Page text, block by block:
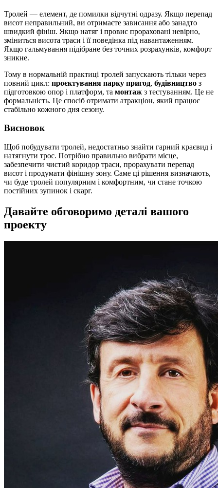
Тролей — елемент, де помилки відчутні одразу. Якщо перепад
висот неправильний, ви отримаєте зависання або занадто
швидкий фініш. Якщо натяг і провис прораховані невірно,
зміниться висота траси і її поведінка під навантаженням.
Якщо гальмування підібране без точних розрахунків, комфорт
зникне.
Тому в нормальній практиці тролей запускають тільки через
повний цикл: проєктування парку пригод, будівництво з
підготовкою опор і платформ, та монтаж з тестуванням. Це не
формальність. Це спосіб отримати атракціон, який працює
стабільно кожного дня сезону.
Висновок
Щоб побудувати тролей, недостатньо знайти гарний краєвид і
натягнути трос. Потрібно правильно вибрати місце,
забезпечити чистий коридор траси, прорахувати перепад
висот і продумати фінішну зону. Саме ці рішення визначають,
чи буде тролей популярним і комфортним, чи стане точкою
постійних зупинок і скарг.
Давайте обговоримо деталі вашого
проекту